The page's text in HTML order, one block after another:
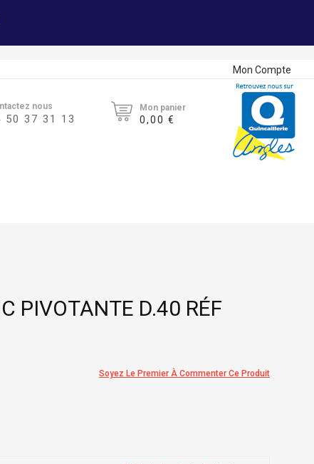
Mon Compte
nous
50 37 31 13
Mon panier
0,00 €
PIVOTANTE D.40 RÉF
Soyez Le Premier À Commenter Ce Produit